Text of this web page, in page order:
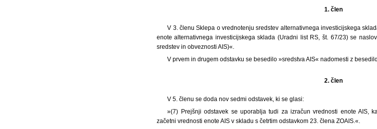
1. člen
V 3. členu Sklepa o vrednotenju sredstev alternativnega investicijskega
enote alternativnega investicijskega sklada (Uradni list RS, št. 67/23) se
sredstev in obveznosti AIS)«.
V prvem in drugem odstavku se besedilo »sredstva AIS« nadomesti z
2. člen
V 5. členu se doda nov sedmi odstavek, ki se glasi:
»(7) Prejšnji odstavek se uporablja tudi za izračun vrednosti enote AIS,
začetni vrednosti enote AIS v skladu s četrtim odstavkom 23. člena ZOAIS.«.